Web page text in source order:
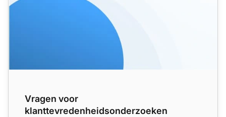
Vragen voor
klanttevredenheidsonderzoeken